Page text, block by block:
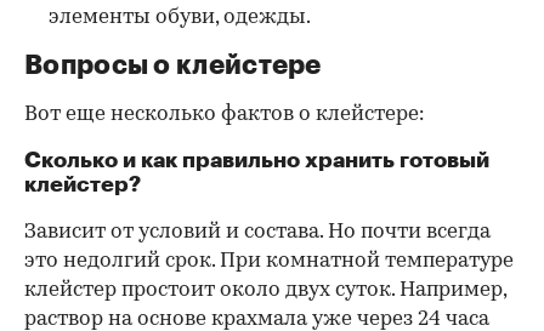
элементы обуви, одежды.
Вопросы о клейстере
Вот еще несколько фактов о клейстере:
Сколько и как правильно хранить готовый
клейстер?
Зависит от условий и состава. Но почти всегда
это недолгий срок. При комнатной температуре
клейстер простоит около двух суток. Например,
раствор на основе крахмала уже через 24 часа